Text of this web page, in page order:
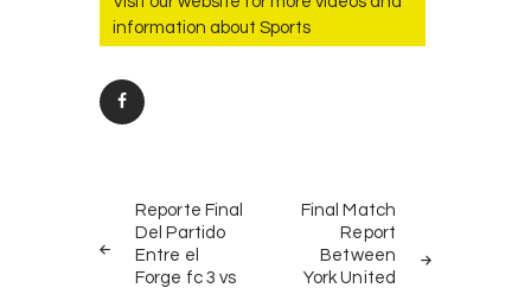
information about Sports
navigation
POST
Reporte Final
Del Partido
Entre el
Forge fc 3 vs
Final Match
Report
Between
York United